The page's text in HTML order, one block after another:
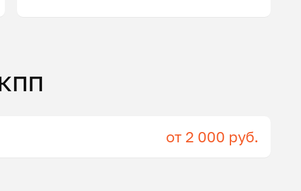
от 2 000 руб.